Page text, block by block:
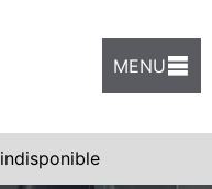
MENU
indisponible